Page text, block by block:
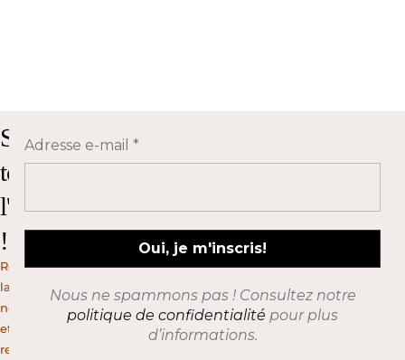
Suivez
toute
l'actualité
!
Rejoignez
la
newsletter
et
recevez
Adresse e-mail *
Nous ne spammons pas ! Consultez notre
politique de confidentialité pour plus
d’informations.